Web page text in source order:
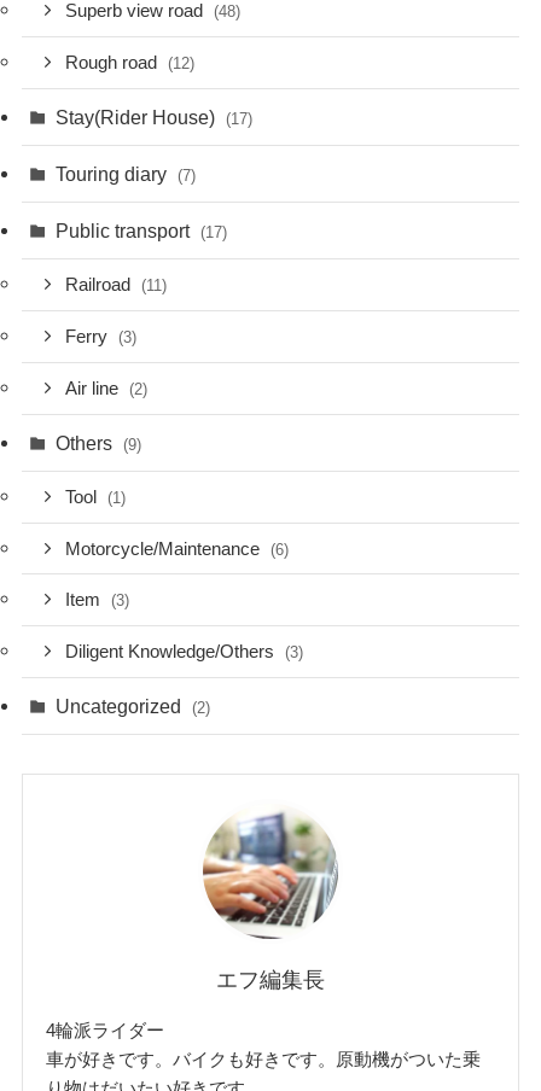
Superb view road (48)
Rough road (12)
Stay(Rider House) (17)
Touring diary (7)
Public transport (17)
Railroad (11)
Ferry (3)
Air line (2)
Others (9)
Tool (1)
Motorcycle/Maintenance (6)
Item (3)
Diligent Knowledge/Others (3)
Uncategorized (2)
エフ編集長
4輪派ライダー
車が好きです。バイクも好きです。原動機がついた乗